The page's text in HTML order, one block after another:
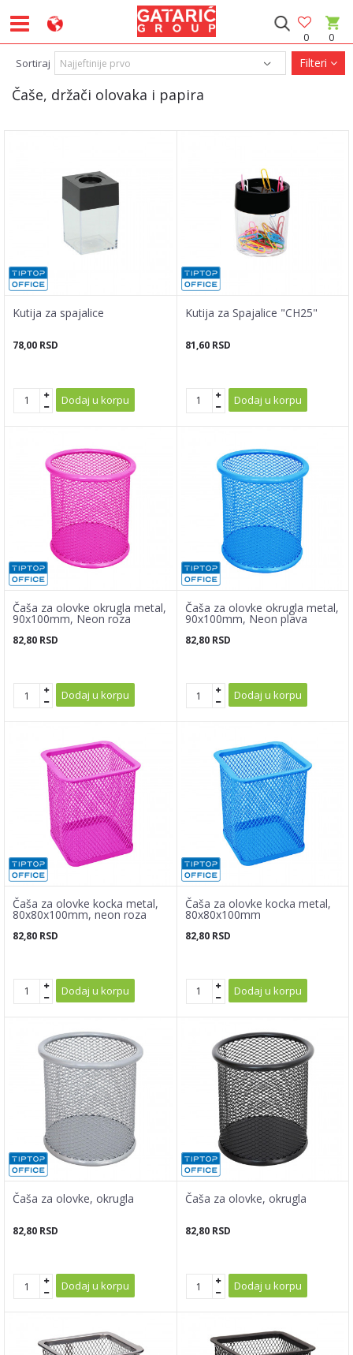
0
0
Čaše, držači olovaka i papira
Sortiraj Filteri
Kutija za spajalice
78,00 RSD
Dodaj u korpu
Kutija za Spajalice "CH25"
81,60 RSD
Dodaj u korpu
Čaša za olovke okrugla metal,
90x100mm, Neon roza
82,80 RSD
Dodaj u korpu
Čaša za olovke okrugla metal,
90x100mm, Neon plava
82,80 RSD
Dodaj u korpu
Čaša za olovke kocka metal,
80x80x100mm, neon roza
82,80 RSD
Dodaj u korpu
Čaša za olovke kocka metal,
80x80x100mm
82,80 RSD
Dodaj u korpu
Čaša za olovke, okrugla
82,80 RSD
Dodaj u korpu
Čaša za olovke, okrugla
82,80 RSD
Dodaj u korpu